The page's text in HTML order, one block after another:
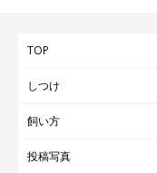
TOP
しつけ
飼い方
投稿写真